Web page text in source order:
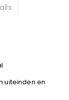
uiteinden en